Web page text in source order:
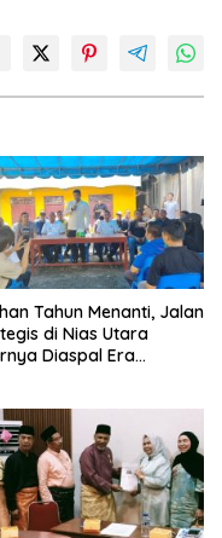
Tahun Menanti, Jalan
di Nias Utara
Diaspal Era